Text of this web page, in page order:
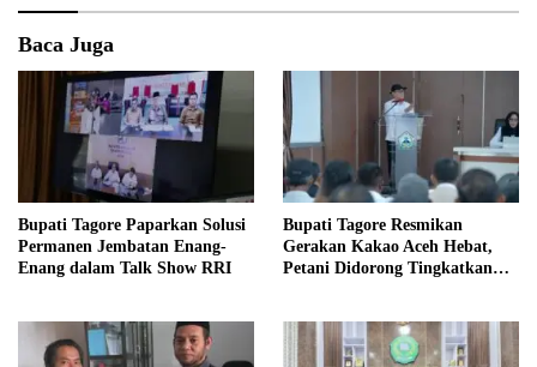
Baca Juga
Bupati Tagore Paparkan Solusi
Permanen Jembatan Enang-
Enang dalam Talk Show RRI
Bupati Tagore Resmikan
Gerakan Kakao Aceh Hebat,
Petani Didorong Tingkatkan